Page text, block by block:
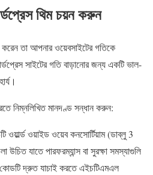
থিম চয়ন করুন
করেন তা আপনার ওয়েবসাইটের গতিকে
সাইটের গতি বাড়ানোর জন্য একটি ভাল-
নিম্নলিখিত মানদণ্ড সন্ধান করুন:
ওয়ার্ল্ড ওয়াইড ওয়েব কনসোর্টিয়াম (ডাব্লু 3
উচিত যাতে পারফরম্যান্স বা সুরক্ষা সমস্যাগুলি
দ্রুত যাচাই করতে এইচটিএমএল